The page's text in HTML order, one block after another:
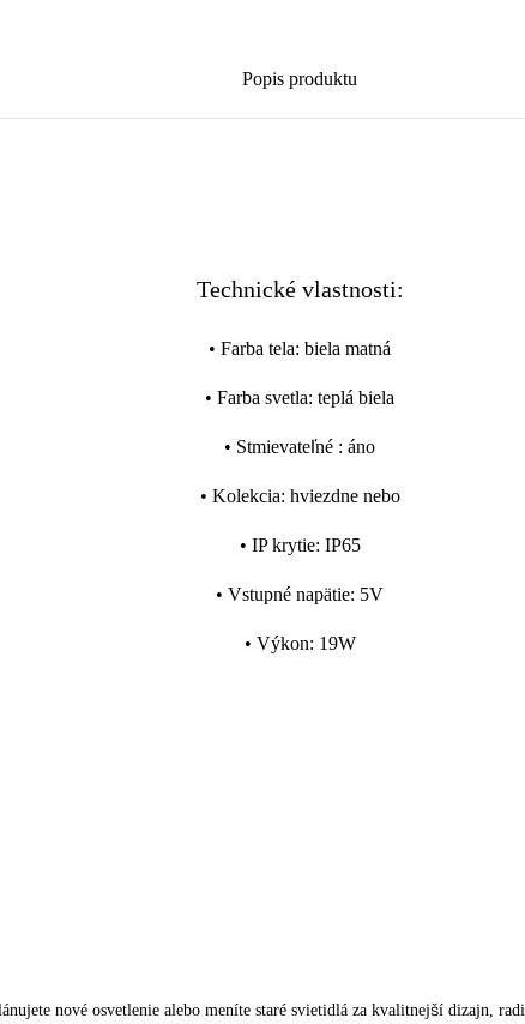
Popis produktu
Technické vlastnosti:
• Farba tela: biela matná
• Farba svetla: teplá biela
• Stmievateľné : áno
• Kolekcia: hviezdne nebo
• IP krytie: IP65
• Vstupné napätie: 5V
• Výkon: 19W
nové osvetlenie alebo meníte staré svietidlá za kvalitnejší dizajn,